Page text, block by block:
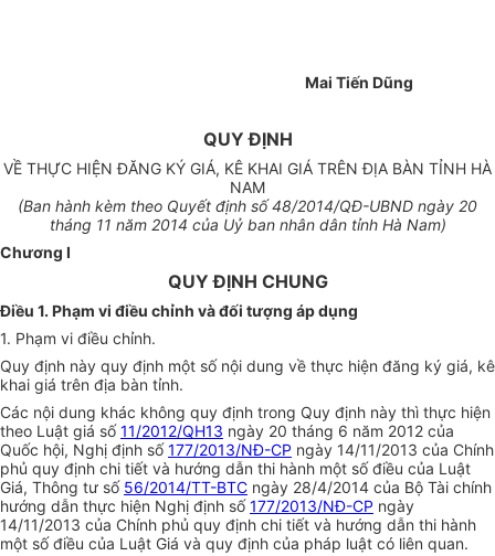
Mai Tiến Dũng
QUY ĐỊNH
VỀ THỰC HIỆN ĐĂNG KÝ GIÁ, KÊ KHAI GIÁ TRÊN ĐỊA BÀN TỈNH HÀ
NAM
(Ban hành kèm theo Quyết định số 48/2014/QĐ-UBND ngày 20
tháng 11 năm 2014 của Uỷ ban nhân dân tỉnh Hà Nam)
Chương I
QUY ĐỊNH CHUNG
Điều 1. Phạm vi điều chỉnh và đối tượng áp dụng
1. Phạm vi điều chỉnh.
Quy định này quy định một số nội dung về thực hiện đăng ký giá, kê
khai giá trên địa bàn tỉnh.
Các nội dung khác không quy định trong Quy định này thì thực hiện
theo Luật giá số11/2012/QH13 ngày 20 tháng 6 năm 2012 của
Quốc hội, Nghị định số177/2013/NĐ-CP ngày 14/11/2013 của Chính
phủ quy định chi tiết và hướng dẫn thi hành một số điều của Luật
Giá, Thông tư số 56/2014/TT-BTC ngày 28/4/2014 của Bộ Tài chính
hướng dẫn thực hiện Nghị định số177/2013/NĐ-CP ngày
14/11/2013 của Chính phủ quy định chi tiết và hướng dẫn thi hành
một số điều của Luật Giá và quy định của pháp luật có liên quan.